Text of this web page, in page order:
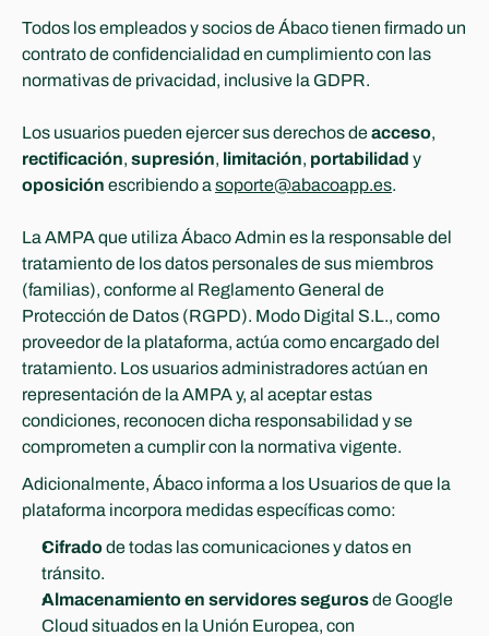
Todos los empleados y socios de Ábaco tienen firmado un
contrato de confidencialidad en cumplimiento con las
normativas de privacidad, inclusive la GDPR.
Los usuarios pueden ejercer sus derechos de acceso
rectificación, supresión, limitación, portabilidad
oposición escribiendo a soporte@abacoapp.es.
La AMPA que utiliza Ábaco Admin es la responsable del
tratamiento de los datos personales de sus miembros
(familias), conforme al Reglamento General de
Protección de Datos (RGPD). Modo Digital S.L., como
proveedor de la plataforma, actúa como encargado del
tratamiento. Los usuarios administradores actúan en
representación de la AMPA y, al aceptar estas
condiciones, reconocen dicha responsabilidad y se
comprometen a cumplir con la normativa vigente.
Adicionalmente, Ábaco informa a los Usuarios de que la
plataforma incorpora medidas específicas como:
Cifrado de todas las comunicaciones y datos en
tránsito.
Almacenamiento en servidores seguros de Google
Cloud situados en la Unión Europea, con